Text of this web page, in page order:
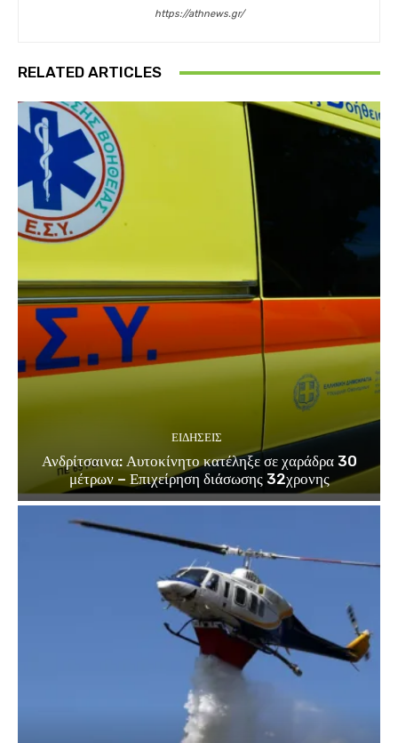
https://athnews.gr/
RELATED ARTICLES
ΕΙΔΗΣΕΙΣ
Ανδρίτσαινα: Αυτοκίνητο κατέληξε σε χαράδρα 30
μέτρων – Επιχείρηση διάσωσης 32χρονης